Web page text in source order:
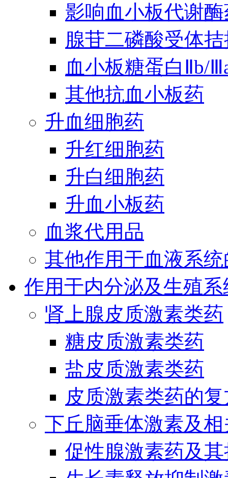
影响血小板代谢
腺苷二磷酸受体
血小板糖蛋白Ⅱb/
其他抗血小板药
升血细胞药
升红细胞药
升白细胞药
升血小板药
血浆代用品
其他作用于血液系
作用于内分泌及生殖
肾上腺皮质激素类药
糖皮质激素类药
盐皮质激素类药
皮质激素类药的
下丘脑垂体激素及
促性腺激素药及